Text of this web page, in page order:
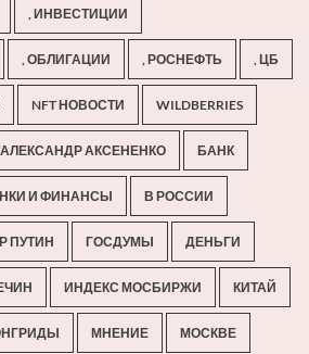
, ИНВЕСТИЦИИ
, ОБЛИГАЦИИ , РОСНЕФТЬ , ЦБ
NFT НОВОСТИ WILDBERRIES
АЛЕКСАНДР АКСЕНЕНКО БАНК
И ФИНАНСЫ В РОССИИ
ПУТИН ГОСДУМЫ ДЕНЬГИ
ИНДЕКС МОСБИРЖИ КИТАЙ
МНЕНИЕ МОСКВЕ